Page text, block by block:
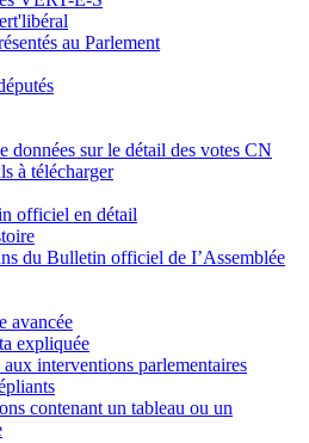
au Parlement
données sur le détail des votes CN
à télécharger
officiel en détail
du Bulletin officiel de I’Assemblée
avancée
expliquée
aux interventions parlementaires
contenant un tableau ou un